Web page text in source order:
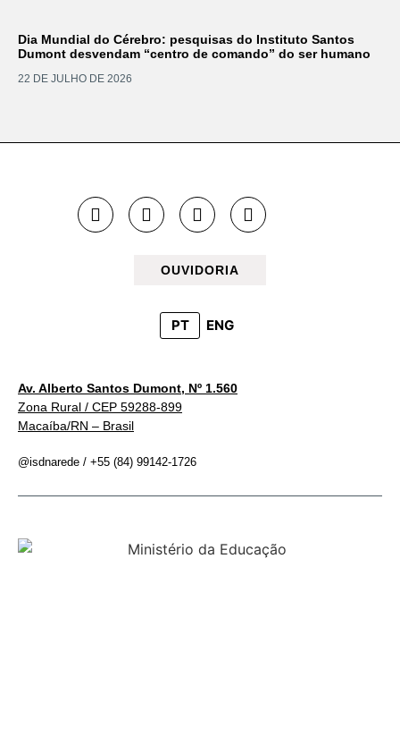
Dia Mundial do Cérebro: pesquisas do Instituto Santos
Dumont desvendam “centro de comando” do ser humano
22 DE JULHO DE 2026
OUVIDORIA
PT ENG
Av. Alberto Santos Dumont, Nº 1.560
Zona Rural / CEP 59288-899
Macaíba/RN – Brasil
@isdnarede / +55 (84) 99142-1726